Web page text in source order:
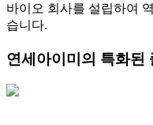
바이오 회사를 설립하여
습니다.
연세아이미의 특화된